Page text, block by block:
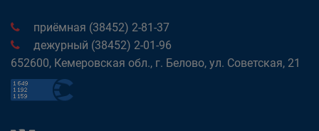
приёмная (38452) 2-81-37
дежурный (38452) 2-01-96
652600, Кемеровская обл., г. Белово, ул. Советская, 21